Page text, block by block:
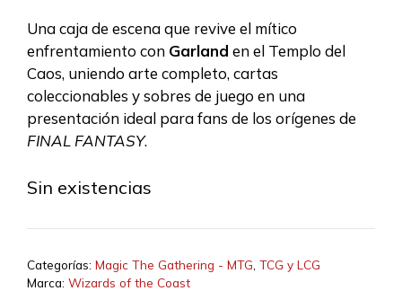
Una caja de escena que revive el mítico
enfrentamiento con Garland en el Templo del
Caos, uniendo arte completo, cartas
coleccionables y sobres de juego en una
presentación ideal para fans de los orígenes de
FINAL FANTASY.
Sin existencias
Categorías: Magic The Gathering - MTG TCG y LCG
Marca: Wizards of the Coast